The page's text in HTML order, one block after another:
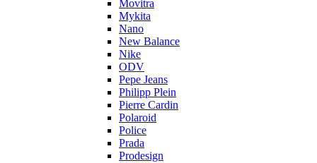
Movitra
Mykita
Nano
New Balance
Nike
ODV
Pepe Jeans
Philipp Plein
Pierre Cardin
Polaroid
Police
Prada
Prodesign